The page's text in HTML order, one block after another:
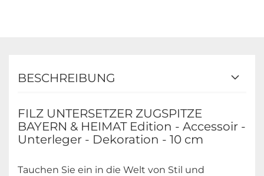
BESCHREIBUNG
FILZ UNTERSETZER ZUGSPITZE
BAYERN & HEIMAT Edition - Accessoir -
Unterleger - Dekoration - 10 cm
Tauchen Sie ein in die Welt von Stil und